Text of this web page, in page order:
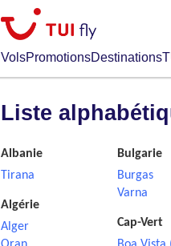
VolsPromotionsDestinations
Liste
Albanie
Tirana
Algérie
Alger
Bulgarie
Burgas
Varna
Cap-Vert